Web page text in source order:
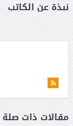
نبذة عن الكاتب
مقالات ذات صلة